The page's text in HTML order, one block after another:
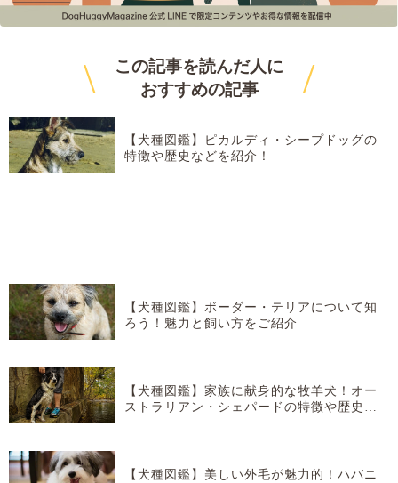
\
この記事を読んだ人に
おすすめの記事 /
【犬種図鑑】ピカルディ・シープドッグの
特徴や歴史などを紹介！
【犬種図鑑】ボーダー・テリアについて知
ろう！魅力と飼い方をご紹介
【犬種図鑑】家族に献身的な牧羊犬！オー
ストラリアン・シェパードの特徴や歴史な
【犬種図鑑】美しい外毛が魅力的！ハバニ